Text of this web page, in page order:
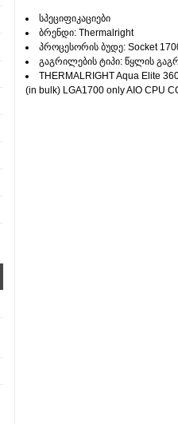
სპეციფიკაციები
ბრენდი: Thermalright
პროცესორის ბუდე: Socket
გაგრილების ტიპი: წყლის
THERMALRIGHT Aqua Elite
(in bulk) LGA1700 only AIO CPU